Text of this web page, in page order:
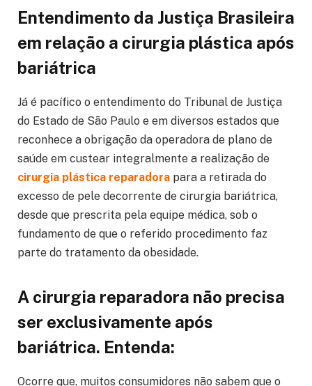
Entendimento da Justiça Brasileira
em relação a cirurgia plástica após
bariátrica
Já é pacífico o entendimento do Tribunal de Justiça
do Estado de São Paulo e em diversos estados que
reconhece a obrigação da operadora de plano de
saúde em custear integralmente a realização de
cirurgia plástica reparadora para a retirada do
excesso de pele decorrente de cirurgia bariátrica,
desde que prescrita pela equipe médica, sob o
fundamento de que o referido procedimento faz
parte do tratamento da obesidade.
A cirurgia reparadora não precisa
ser exclusivamente após
bariátrica. Entenda:
Ocorre que, muitos consumidores não sabem que o